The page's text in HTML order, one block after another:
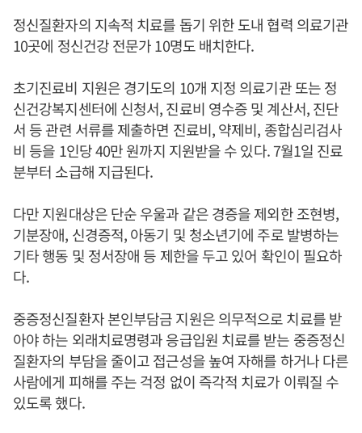
정신질환자의 지속적 치료를 돕기 위한 도내 협력 의료기관
10곳에 정신건강 전문가 10명도 배치한다.
초기진료비 지원은 경기도의 10개 지정 의료기관 또는 정
신건강복지센터에 신청서, 진료비 영수증 및 계산서, 진단
서 등 관련 서류를 제출하면 진료비, 약제비, 종합심리검사
비 등을 1인당 40만 원까지 지원받을 수 있다. 7월1일 진료
분부터 소급해 지급된다.
다만 지원대상은 단순 우울과 같은 경증을 제외한 조현병,
기분장애, 신경증적, 아동기 및 청소년기에 주로 발병하는
기타 행동 및 정서장애 등 제한을 두고 있어 확인이 필요하
다.
중증정신질환자 본인부담금 지원은 의무적으로 치료를 받
아야 하는 외래치료명령과 응급입원 치료를 받는 중증정신
질환자의 부담을 줄이고 접근성을 높여 자해를 하거나 다른
사람에게 피해를 주는 걱정 없이 즉각적 치료가 이뤄질 수
있도록 했다.